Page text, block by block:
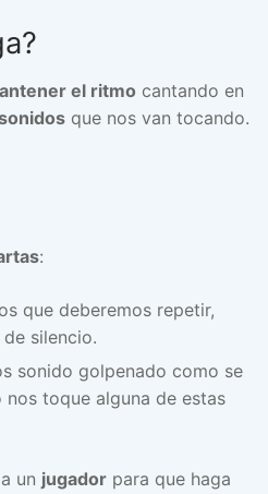
el ritmo cantando en
que nos van tocando.
:
que deberemos repetir,
silencio.
sonido golpenado como se
nos toque alguna de estas
un jugador para que haga